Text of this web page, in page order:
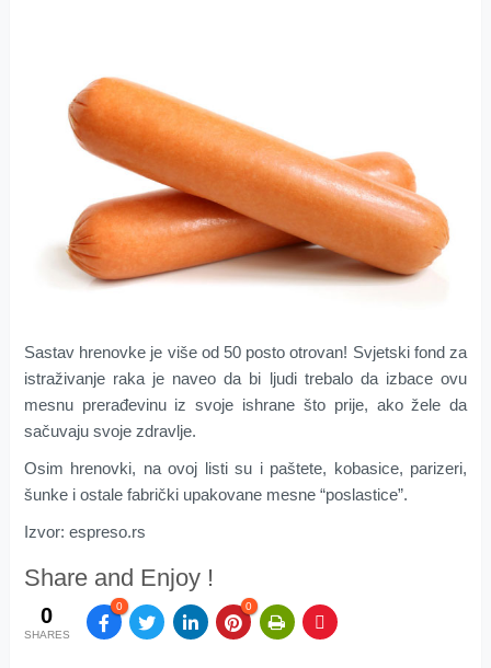
Sastav hrenovke je više od 50 posto otrovan! Svjetski fond za
istraživanje raka je naveo da bi ljudi trebalo da izbace ovu
mesnu prerađevinu iz svoje ishrane što prije, ako žele da
sačuvaju svoje zdravlje.
Osim hrenovki, na ovoj listi su i paštete, kobasice, parizeri,
šunke i ostale fabrički upakovane mesne “poslastice”.
Izvor: espreso.rs
Share and Enjoy !
0
SHARES
0 0